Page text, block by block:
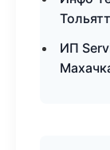
ИП